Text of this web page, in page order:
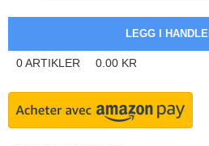
0ARTIKLER 0.00 KR